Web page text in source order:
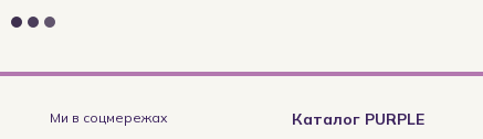
Ми в соцмережах Каталог PURPLE